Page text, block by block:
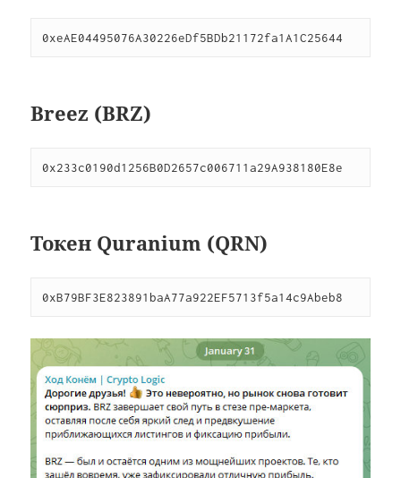
0xeAE04495076A30226eDf5BDb21172fa1A1C25644
Breez (BRZ)
0x233c0190d1256B0D2657c006711a29A938180E8e
Токен Quranium (QRN)
0xB79BF3E823891baA77a922EF5713f5a14c9Abeb8